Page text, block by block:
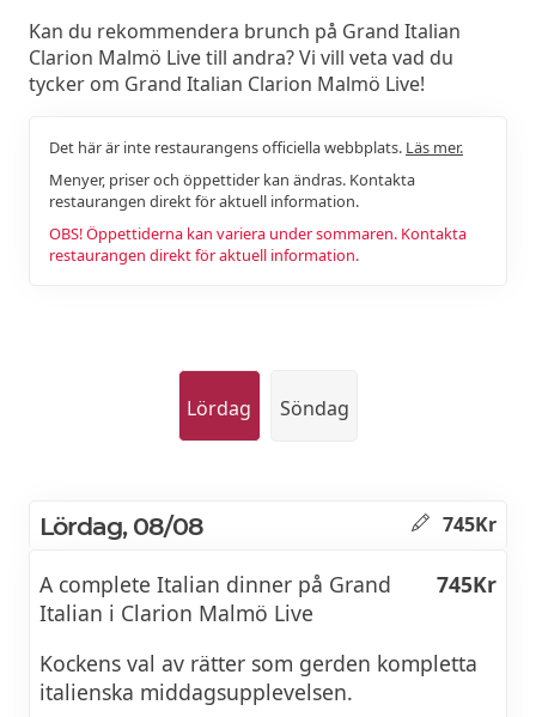
Kan du rekommendera brunch på Grand Italian
Clarion Malmö Live till andra? Vi vill veta vad du
tycker om Grand Italian Clarion Malmö Live!
Det här är inte restaurangens officiella webbplats. Läs mer.
Menyer, priser och öppettider kan ändras. Kontakta
restaurangen direkt för aktuell information.
OBS! Öppettiderna kan variera under sommaren. Kontakta
restaurangen direkt för aktuell information.
Lördag Söndag
Lördag, 08/08 745Kr
A complete Italian dinner på Grand
Italian i Clarion Malmö Live
745Kr
Kockens val av rätter som gerden kompletta
italienska middagsupplevelsen.